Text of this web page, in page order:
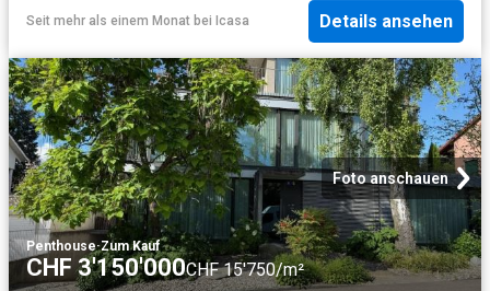
Seit mehr als einem Monat bei Icasa Details ansehen
Foto anschauen
Penthouse·Zum Kauf
CHF 3'150'000CHF 15'750/m²